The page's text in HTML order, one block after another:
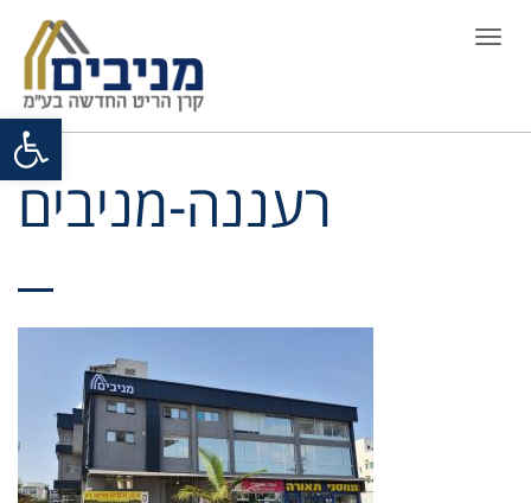
Open toolbar
רעננה-מניבים